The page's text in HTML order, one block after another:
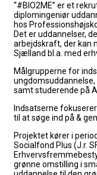
“#BIO2ME” er et
diplomingeniør
hos
Det er uddannelser,
arbejdskraft, der kan
Sjælland bl.a. med
Målgrupperne for
ungdomsuddannelse,
samt studerende på
Indsatserne
til at søge ind på &
Projektet kører i
Socialfond Plus (J.r.
grønne omstilling i